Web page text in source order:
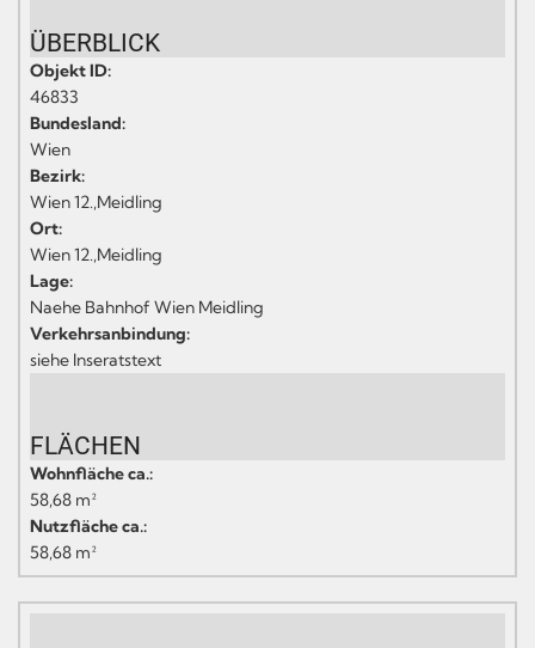
ÜBERBLICK
Objekt ID:
46833
Bundesland:
Wien
Bezirk:
Wien 12.,Meidling
Ort:
Wien 12.,Meidling
Lage:
Naehe Bahnhof Wien Meidling
Verkehrsanbindung:
siehe Inseratstext
FLÄCHEN
Wohnfläche ca.:
58,68 m²
Nutzfläche ca.:
58,68 m²